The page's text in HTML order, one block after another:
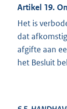
Artikel 19.
Het is
dat
afgifte aan
het Besluit